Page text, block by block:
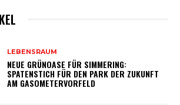
LEBENSRAUM
NEUE GRÜNOASE FÜR SIMMERING:
SPATENSTICH FÜR DEN PARK DER ZUKUNFT
AM GASOMETERVORFELD